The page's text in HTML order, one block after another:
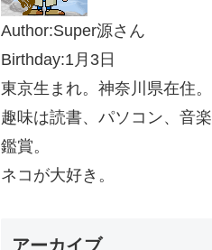
Author:Super源さん
Birthday:1月3日
東京生まれ。神奈川県在住。
趣味は読書、パソコン、音楽
鑑賞。
ネコが大好き。
アーカイブ